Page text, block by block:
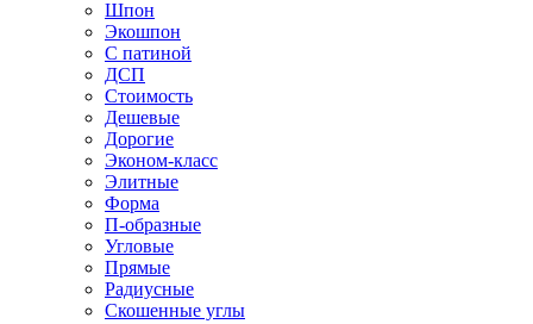
Шпон
Экошпон
С патиной
ДСП
Стоимость
Дешевые
Дорогие
Эконом-класс
Элитные
Форма
П-образные
Угловые
Прямые
Радиусные
Скошенные углы